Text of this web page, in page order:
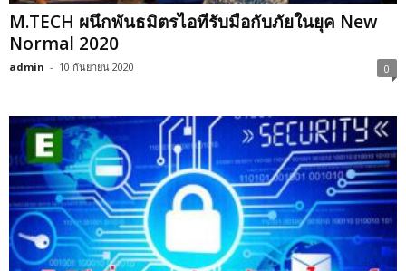
M.TECH ผนึกพันธมิตรไอทีรับมือกับภัยในยุค New
Normal 2020
admin - 10 กันยายน 2020 0